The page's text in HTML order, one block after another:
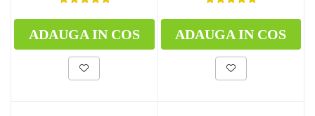
ADAUGA IN COS ADAUGA IN COS